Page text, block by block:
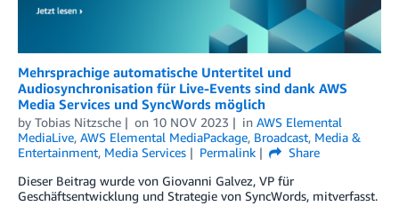
Mehrsprachige automatische Untertitel und
Audiosynchronisation für Live-Events sind dank AWS
Media Services und SyncWords möglich
by Tobias Nitzsche on 10 NOV 2023 in AWS Elemental
MediaLive, AWS Elemental MediaPackage, Broadcast, Media &
Entertainment, Media Services Permalink
Share
Dieser Beitrag wurde von Giovanni Galvez, VP für
Geschäftsentwicklung und Strategie von SyncWords, mitverfasst.